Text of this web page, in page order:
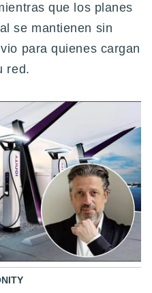
que los planes
se mantienen sin
para quienes cargan
red.